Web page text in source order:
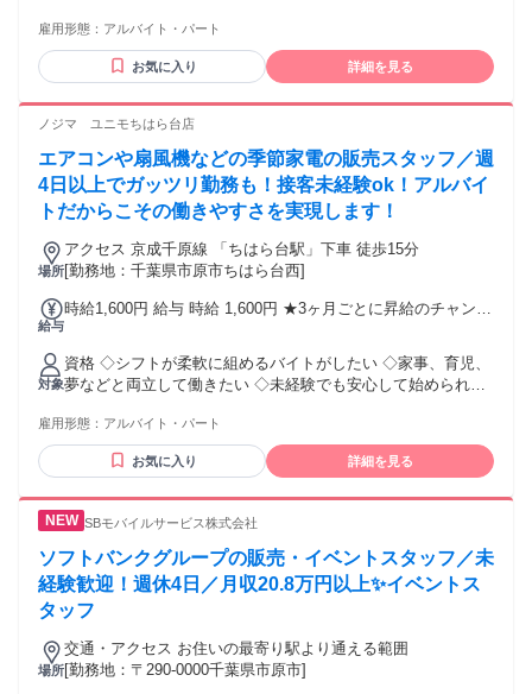
パレル、飲食店、カフェ、レストラン、 居酒屋、コンビニ、
ホテル ...etc ＼ こんなエリアで先輩活躍中！ ／ どの勤務地も
駅から徒歩10分圏内です♪ ≪東京≫ 新宿/池袋/品川/ 秋葉原/錦
横浜/上大岡/川崎/武蔵小杉/長津田/藤沢 ≪埼玉≫ 大宮/浦和/春
千代/松戸
雇用形態： アルバイト・パート
お気に入り 詳細を見る
ノジマ ユニモちはら台店
エアコンや扇風機などの季節家電の販売スタッフ／週
4日以上でガッツリ勤務も！接客未経験ok！アルバイ
トだからこその働きやすさを実現します！
場所
アクセス 京成千原線 「ちはら台駅」下車 徒歩15分
[勤務地：千葉県市原市ちはら台西]
給与
時給1,600円 給与 時給 1,600円 ★3ヶ月ごとに昇給のチャンス
制）
対象
資格 ◇シフトが柔軟に組めるバイトがしたい ◇家事、育児、
夢などと両立して働きたい ◇未経験でも安心して始められる
い！」とお考えの方は、ぜひお気軽にご相談ください！ でき
る限り柔軟に対応させていただきます。
雇用形態： アルバイト・パート
お気に入り 詳細を見る
SBモバイルサービス株式会社
ソフトバンクグループの販売・イベントスタッフ／未
経験歓迎！週休4日／月収20.8万円以上✨イベントス
タッフ
場所
交通・アクセス お住いの最寄り駅より通える範囲
[勤務地：〒290-0000千葉県市原市]